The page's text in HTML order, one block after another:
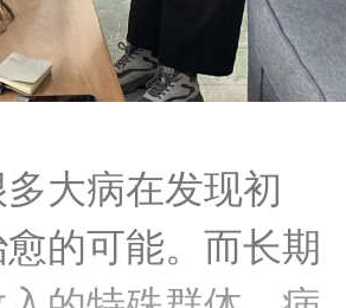
大病在发现初
的可能。而长期